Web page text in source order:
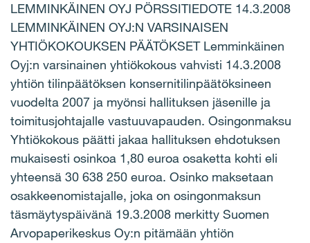
LEMMINKÄINEN OYJ PÖRSSITIEDOTE 14.3.2008
LEMMINKÄINEN OYJ:N VARSINAISEN
YHTIÖKOKOUKSEN PÄÄTÖKSET Lemminkäinen
Oyj:n varsinainen yhtiökokous vahvisti 14.3.2008
yhtiön tilinpäätöksen konsernitilinpäätöksineen
vuodelta 2007 ja myönsi hallituksen jäsenille ja
toimitusjohtajalle vastuuvapauden. Osingonmaksu
Yhtiökokous päätti jakaa hallituksen ehdotuksen
mukaisesti osinkoa 1,80 euroa osaketta kohti eli
yhteensä 30 638 250 euroa. Osinko maksetaan
osakkeenomistajalle, joka on osingonmaksun
täsmäytyspäivänä 19.3.2008 merkitty Suomen
Arvopaperikeskus Oy:n pitämään yhtiön